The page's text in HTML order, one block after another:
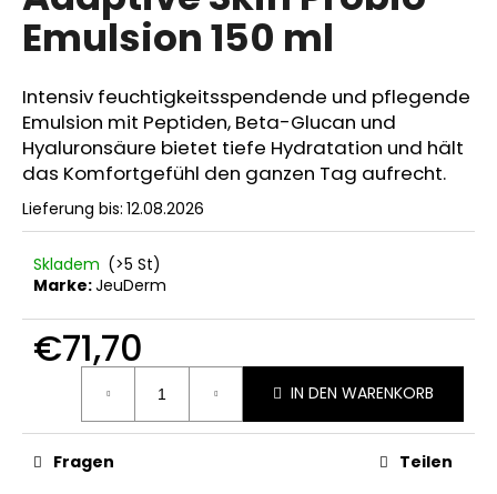
0,0
von
Sternen.
Emulsion 150 ml
Intensiv feuchtigkeitsspendende und pflegende
Emulsion mit Peptiden, Beta-Glucan und
Hyaluronsäure bietet tiefe Hydratation und hält
das Komfortgefühl den ganzen Tag aufrecht.
Lieferung bis: 12.08.2026
Skladem (>5 St)
Marke:JeuDerm
€71,70
Verkaufspreis:
IN DEN WARENKORB
Fragen Teilen
W
i
r
e
m
f
e
e
n